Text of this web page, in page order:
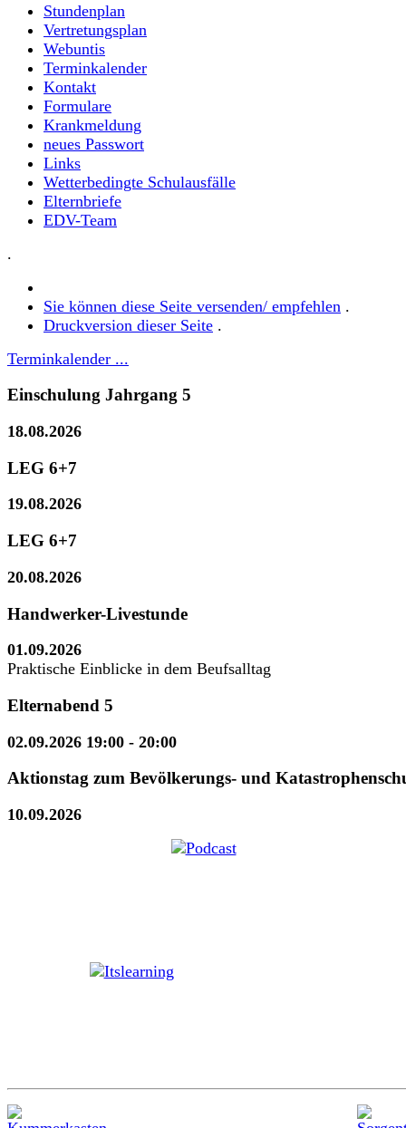
Stundenplan
Vertretungsplan
Webuntis
Terminkalender
Kontakt
Formulare
Krankmeldung
neues Passwort
Links
Wetterbedingte Schulausfälle
Elternbriefe
EDV-Team
.
Sie können diese Seite versenden/ empfehlen .
Druckversion dieser Seite .
Terminkalender ...
Einschulung Jahrgang 5
18.08.2026
LEG 6+7
19.08.2026
LEG 6+7
20.08.2026
Handwerker-Livestunde
01.09.2026
Praktische Einblicke in dem Beufsalltag
Elternabend 5
02.09.2026 19:00 - 20:00
Aktionstag zum Bevölkerungs- und
10.09.2026